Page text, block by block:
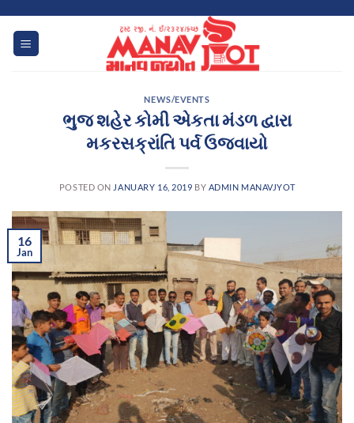
content
NEWS/EVENTS
ભુજ શહેર કોમી એકતા મંડળ દ્વારા
મકરસક્રાંતિ પર્વ ઉજવાયો
POSTED ON JANUARY 16, 2019 BY ADMIN MANAVJYOT
16
Jan